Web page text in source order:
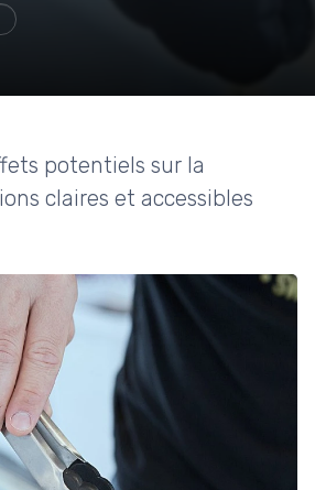
potentiels sur la
claires et accessibles